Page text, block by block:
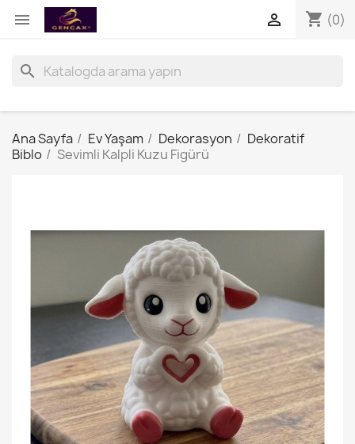
 shopping_cart (0)

search
Ana Sayfa Ev Yaşam Dekorasyon
Dekoratif
Biblo
Sevimli Kalpli Kuzu Figürü